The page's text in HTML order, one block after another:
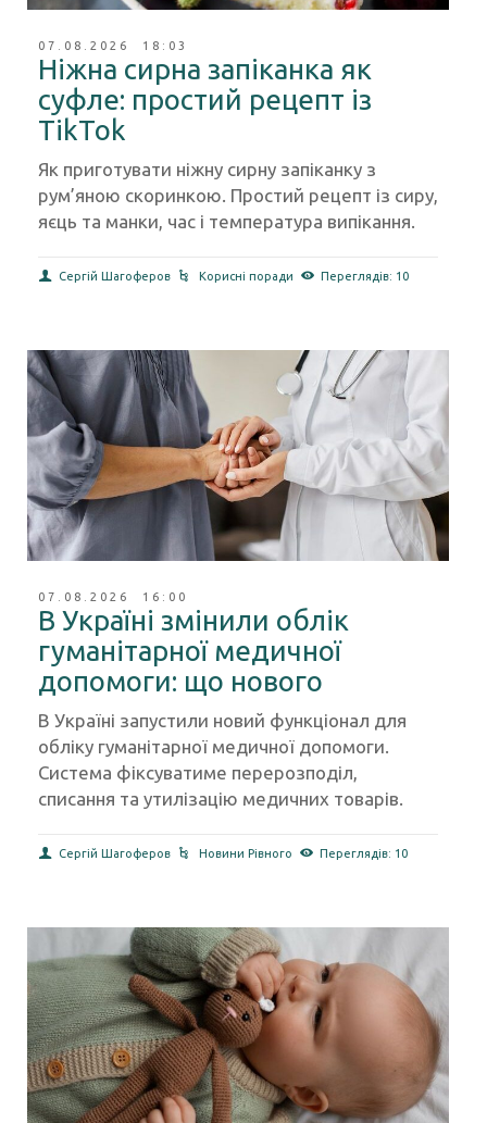
07.08.2026 18:03
Ніжна сирна запіканка як
суфле: простий рецепт із
TikTok
Як приготувати ніжну сирну запіканку з
рум’яною скоринкою. Простий рецепт із сиру,
яєць та манки, час і температура випікання.
07.08.2026 16:00
В Україні змінили облік
гуманітарної медичної
допомоги: що нового
В Україні запустили новий функціонал для
обліку гуманітарної медичної допомоги.
Система фіксуватиме перерозподіл,
списання та утилізацію медичних товарів.